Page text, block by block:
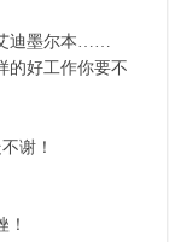
艾迪墨尔本……
的好工作你要不
谢！